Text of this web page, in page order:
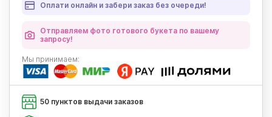
Оплати онлайн и забери заказ без очереди!
Отправляем фото готового букета по вашему
запросу!
Мы принимаем:
50 пунктов выдачи заказов